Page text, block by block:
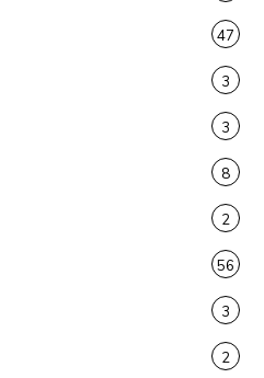
47
3
3
8
2
56
3
2